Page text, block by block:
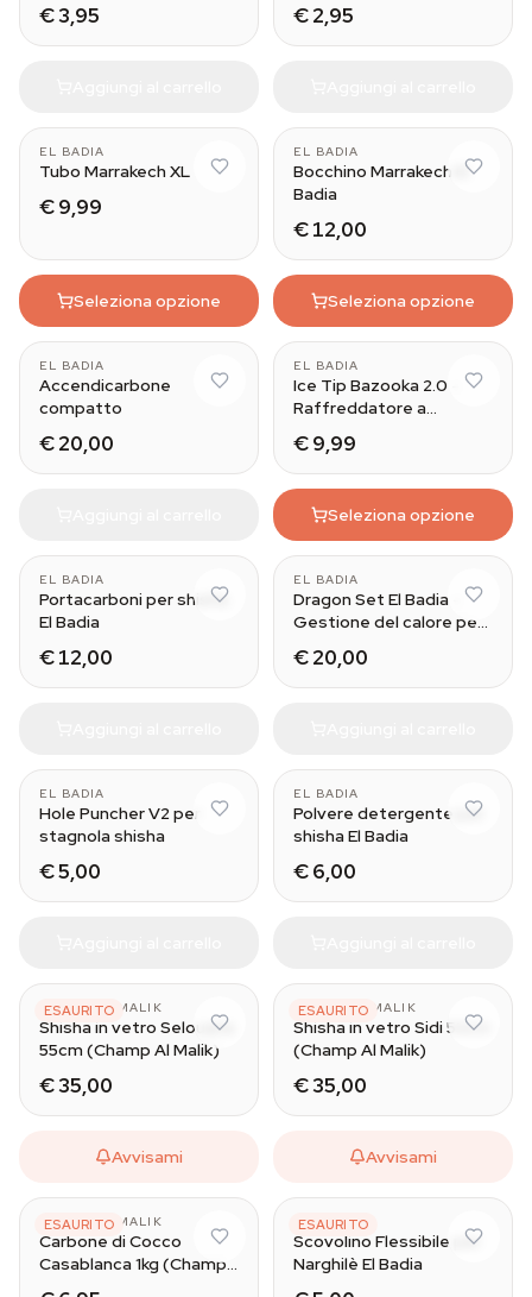
€ 3,95 € 2,95
EL BADIA
Tubo Marrakech XL
€ 9,99
Seleziona opzione
EL BADIA
Bocchino Marrakech El
Badia
€ 12,00
Seleziona opzione
EL BADIA
Accendicarbone
compatto
€ 20,00
EL BADIA
Ice Tip Bazooka 2.0 -
Raffreddatore a
Badia
€ 9,99
Seleziona opzione
EL BADIA
Portacarboni per shisha
El Badia
€ 12,00
EL BADIA
Dragon Set El Badia -
Gestione del calore per
€ 20,00
EL BADIA
Hole Puncher V2 per
stagnola shisha
€ 5,00
EL BADIA
Polvere detergente per
shisha El Badia
€ 6,00
ESAURITO
CHAMP AL MALIK
Shisha in vetro Selouane
55cm (Champ Al Malik)
€ 35,00
Avvisami
ESAURITO
CHAMP AL MALIK
Shisha in vetro Sidi 53cm
(Champ Al Malik)
€ 35,00
Avvisami
ESAURITO
CHAMP AL MALIK
Carbone di Cocco
Casablanca 1kg (Champ
ESAURITO
EL BADIA
Scovolino Flessibile per
Narghilè El Badia